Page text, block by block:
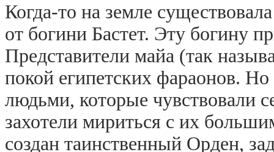
Когда-то на земле
от богини Бастет. Эту богину
Представители майа (так
покой египетских фараонов.
людьми, которые чувствовали
захотели мириться с их
создан таинственный Орден,